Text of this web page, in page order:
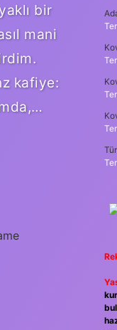
bir
mani
kafiye: